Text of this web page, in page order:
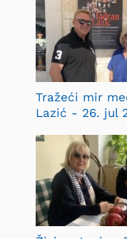
Tražeći mir
Lazić - 26. jul